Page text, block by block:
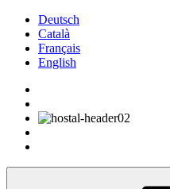
Deutsch
Català
Français
English